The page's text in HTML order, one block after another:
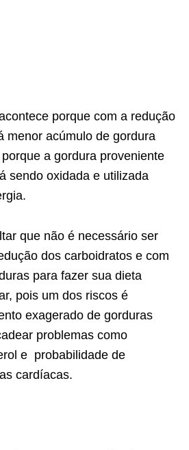
porque com a redução
menor acúmulo de gordura
a gordura proveniente
sendo oxidada e utilizada
que não é necessário ser
dos carboidratos e com
para fazer sua dieta
pois um dos riscos é
exagerado de gorduras
problemas como
e probabilidade de
cardíacas.